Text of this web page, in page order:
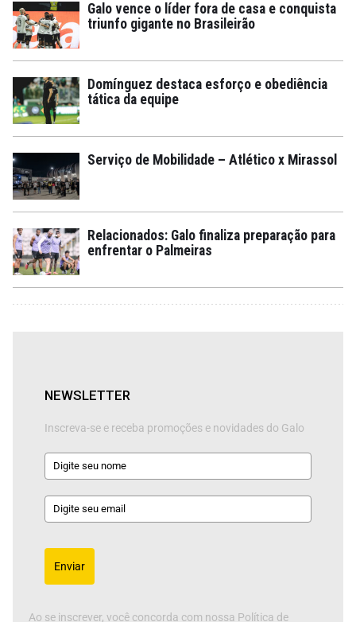
Galo vence o líder fora de casa e conquista
triunfo gigante no Brasileirão
Domínguez destaca esforço e obediência
tática da equipe
Serviço de Mobilidade – Atlético x Mirassol
Relacionados: Galo finaliza preparação para
enfrentar o Palmeiras
NEWSLETTER
Inscreva-se e receba promoções e novidades do Galo
Enviar
Ao se inscrever, você concorda com nossa Política de